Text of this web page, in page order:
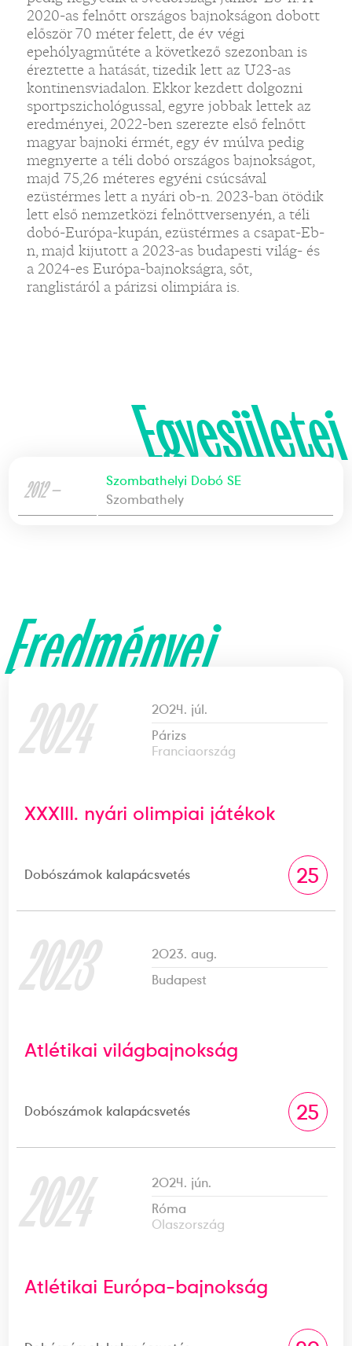
2020-as felnőtt országos bajnokságon dobott
először 70 méter felett, de év végi
epehólyagműtéte a következő szezonban is
éreztette a hatását, tizedik lett az U23-as
kontinensviadalon. Ekkor kezdett dolgozni
sportpszichológussal, egyre jobbak lettek az
eredményei, 2022-ben szerezte első felnőtt
magyar bajnoki érmét, egy év múlva pedig
megnyerte a téli dobó országos bajnokságot,
majd 75,26 méteres egyéni csúcsával
ezüstérmes lett a nyári ob-n. 2023-ban ötödik
lett első nemzetközi felnőttversenyén, a téli
dobó-Európa-kupán, ezüstérmes a csapat-Eb-
n, majd kijutott a 2023-as budapesti világ- és
a 2024-es Európa-bajnokságra, sőt,
ranglistáról a párizsi olimpiára is.
Egyesületei
2012 —
Szombathelyi Dobó SE
Szombathely
Eredményei
2024
2024. júl.
Párizs
Franciaország
XXXIII. nyári olimpiai játékok
Dobószámok kalapácsvetés 25
2023
2023. aug.
Budapest
Atlétikai világbajnokság
Dobószámok kalapácsvetés 25
2024
2024. jún.
Róma
Olaszország
Atlétikai Európa-bajnokság